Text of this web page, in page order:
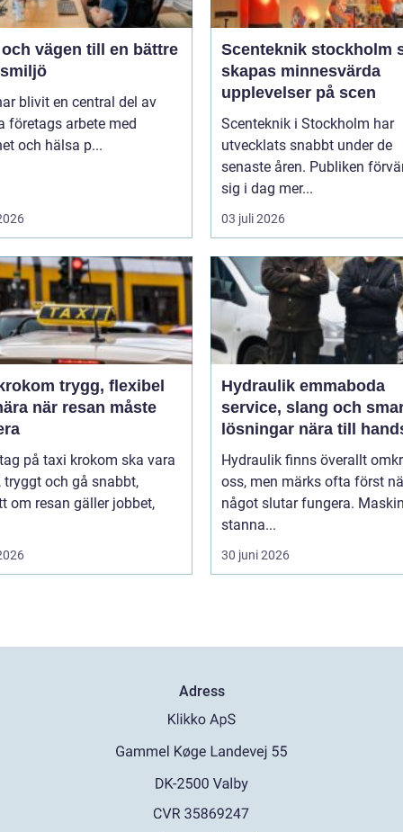
vägen till en bättre
blivit en central del av
företags arbete med
och hälsa p...
Scenteknik stockholm så
skapas minnesvärda
upplevelser på scen
Scenteknik i Stockholm har
utvecklats snabbt under de
senaste åren. Publiken
sig i dag mer...
03 juli 2026
trygg, flexibel
när resan måste
på taxi krokom ska vara
tryggt och gå snabbt,
om resan gäller jobbet,
Hydraulik emmaboda
service, slang och
lösningar nära till
Hydraulik finns överallt
oss, men märks ofta först
något slutar fungera.
stanna...
30 juni 2026
Adress